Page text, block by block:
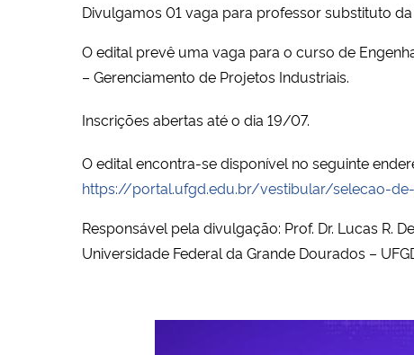
Divulgamos 01 vaga para professor substituto
O edital prevê uma vaga para o curso de
– Gerenciamento de Projetos Industriais.
Inscrições abertas até o dia 19/07.
O edital encontra-se disponível no seguinte
https://portal.ufgd.edu.br/vestibular/selecao-
Responsável pela divulgação: Prof. Dr. Lucas R.
Universidade Federal da Grande Dourados –